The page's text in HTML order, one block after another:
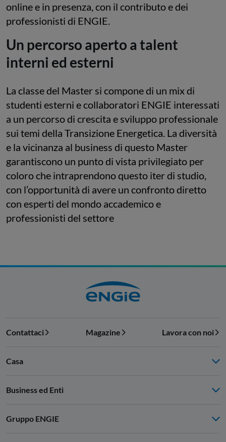
online e in presenza, con il contributo e dei
professionisti di ENGIE.
Un percorso aperto a talent
interni ed esterni
La classe del Master si compone di un mix di
studenti esterni e collaboratori ENGIE interessati
a un percorso di crescita e sviluppo professionale
sui temi della Transizione Energetica. La diversità
e la vicinanza al business di questo Master
garantiscono un punto di vista privilegiato per
coloro che intraprendono questo iter di studio,
con l’opportunità di avere un confronto diretto
con esperti del mondo accademico e
professionisti del settore
Contattaci Magazine Lavora con noi
Casa
Business ed Enti
Gruppo ENGIE